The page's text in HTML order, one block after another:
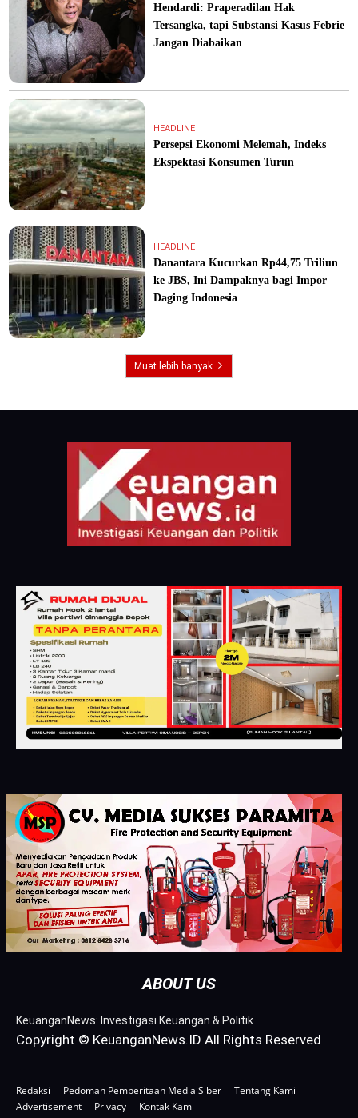
Hendardi: Praperadilan Hak
Tersangka, tapi Substansi Kasus Febrie
Jangan Diabaikan
HEADLINE
Persepsi Ekonomi Melemah, Indeks
Ekspektasi Konsumen Turun
HEADLINE
Danantara Kucurkan Rp44,75 Triliun
ke JBS, Ini Dampaknya bagi Impor
Daging Indonesia
Muat lebih banyak
ABOUT US
KeuanganNews: Investigasi Keuangan & Politik
Copyright © KeuanganNews.ID All Rights Reserved
Redaksi Pedoman Pemberitaan Media Siber
Tentang Kami
Advertisement
Privacy Kontak Kami